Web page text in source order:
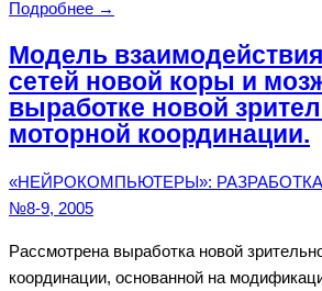
Подробнее →
Модель
сетей новой коры и
выработке новой
моторной координации.
«НЕЙРОКОМПЬЮТЕРЫ»:
№8-9, 2005
Рассмотрена выработка новой
координации, основанной на